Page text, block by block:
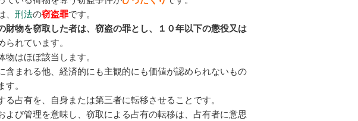
刑法の窃盗罪です。
財物を窃取した者は、窃盗の罪とし、１０年以下の懲役又は
られています。
物はほぼ該当します。
含まれる他、経済的にも主観的にも価値が認められないもの
。
る占有を、自身または第三者に転移させることです。
よび管理を意味し、窃取による占有の転移は、占有者に意思